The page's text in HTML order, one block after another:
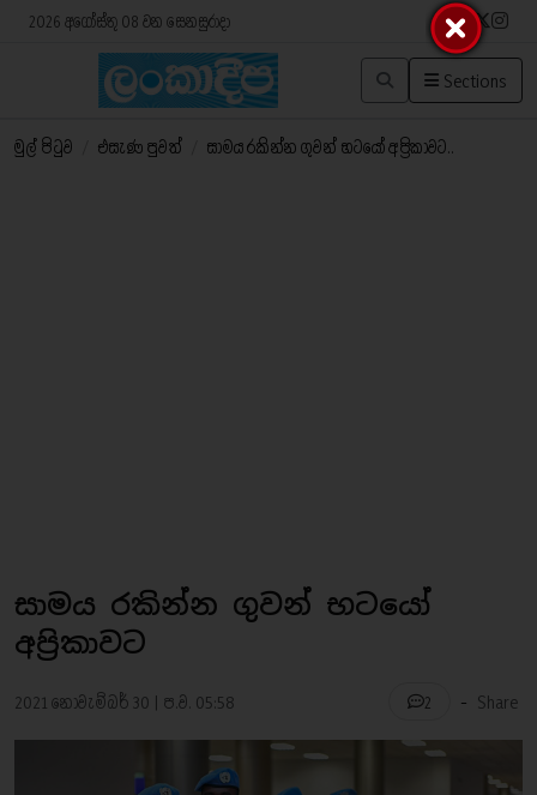
2026 අගෝස්තු 08 වන සෙනසුරාදා
Sections
මුල් පිටුව එසැණ පුවත් සාමය රකින්න ගුවන් භටයෝ අප්‍රිකාවට..
සාමය රකින්න ගුවන් භටයෝ
අප්‍රිකාවට
2021 නොවැම්බර් 30 | ප.ව. 05:58 2 - Share